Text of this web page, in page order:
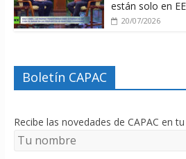
están solo en
20/07/2026
Boletín CAPAC
Recibe las novedades de CAPAC en